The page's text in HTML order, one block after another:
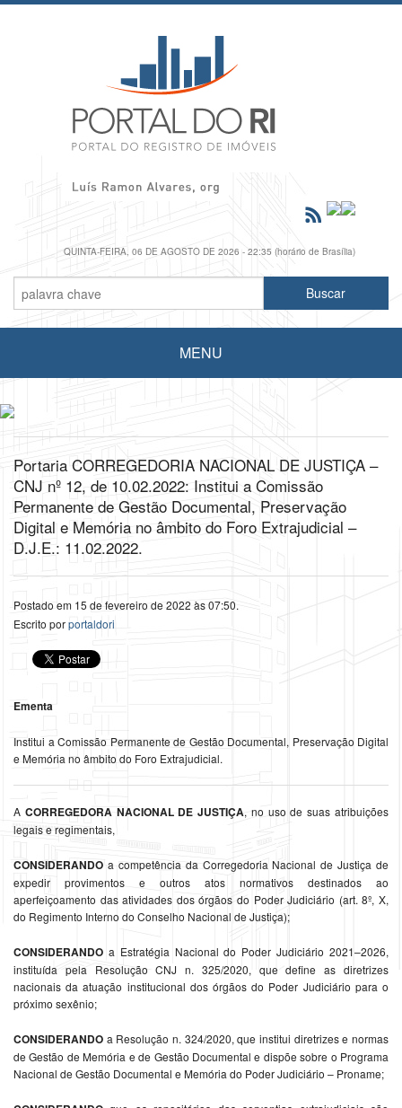
QUINTA-FEIRA, 06 DE AGOSTO DE 2026 - 22:35 (horário de Brasília)
MENU
Portaria CORREGEDORIA NACIONAL DE JUSTIÇA –
CNJ nº 12, de 10.02.2022: Institui a Comissão
Permanente de Gestão Documental, Preservação
Digital e Memória no âmbito do Foro Extrajudicial –
D.J.E.: 11.02.2022.
Postado em 15 de fevereiro de 2022 às 07:50.
Escrito porportaldori
Ementa
Institui a Comissão Permanente de Gestão Documental, Preservação Digital
e Memória no âmbito do Foro Extrajudicial.
A CORREGEDORA NACIONAL DE JUSTIÇA, no uso de suas atribuições
legais e regimentais,
CONSIDERANDO a competência da Corregedoria Nacional de Justiça de
expedir provimentos e outros atos normativos destinados ao
aperfeiçoamento das atividades dos órgãos do Poder Judiciário (art. 8º, X,
do Regimento Interno do Conselho Nacional de Justiça);
CONSIDERANDO a Estratégia Nacional do Poder Judiciário 2021–2026,
instituída pela Resolução CNJ n. 325/2020, que define as diretrizes
nacionais da atuação institucional dos órgãos do Poder Judiciário para o
próximo sexênio;
CONSIDERANDO a Resolução n. 324/2020, que institui diretrizes e normas
de Gestão de Memória e de Gestão Documental e dispõe sobre o Programa
Nacional de Gestão Documental e Memória do Poder Judiciário – Proname;